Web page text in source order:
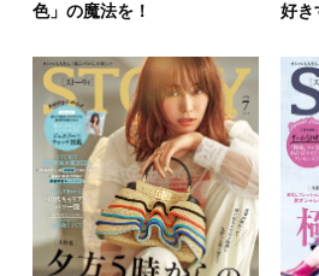
色」の魔法を！
好き